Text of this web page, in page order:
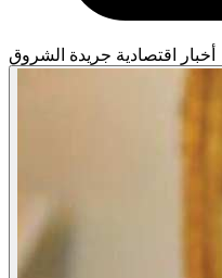
جريدة الشروق أخبار اقتصادية